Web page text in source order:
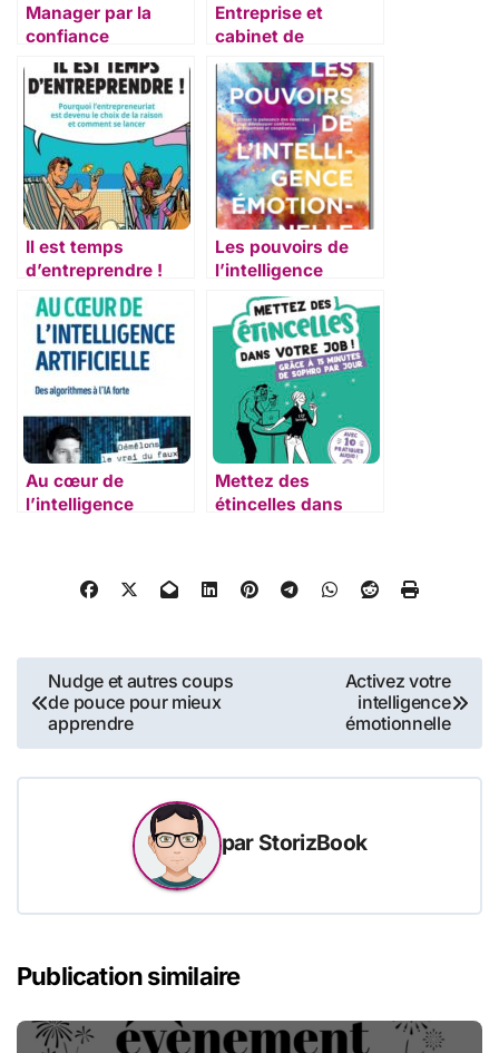
Manager par la
confiance
Entreprise et
cabinet de
recrutement
Il est temps
d’entreprendre !
Les pouvoirs de
l’intelligence
émotionnelle
Au cœur de
l’intelligence
Mettez des
étincelles dans
Navigation
de
l’article
Nudge et autres coups
de pouce pour mieux
apprendre
Activez votre
intelligence
émotionnelle
par StorizBook
Publication similaire